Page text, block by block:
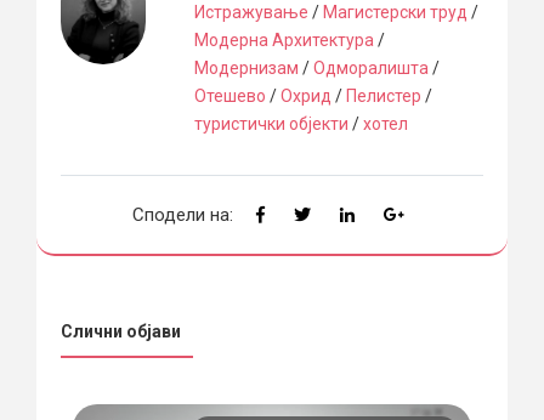
Истражување / Магистерски труд /
Модерна Архитектура /
Модернизам /Одморалишта /
Отешево /Охрид / Пелистер /
туристички објекти /хотел
Сподели на:
Слични објави